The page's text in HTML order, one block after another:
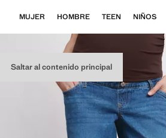
Saltar al contenido principal
MUJER HOMBRE TEEN NIÑOS